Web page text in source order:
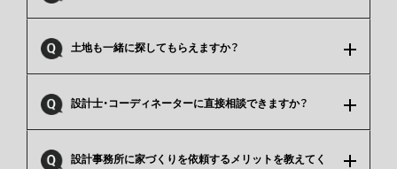
土地も一緒に探してもらえますか？
設計士・コーディネーターに直接相談できますか？
設計事務所に家づくりを依頼するメリットを教えてく